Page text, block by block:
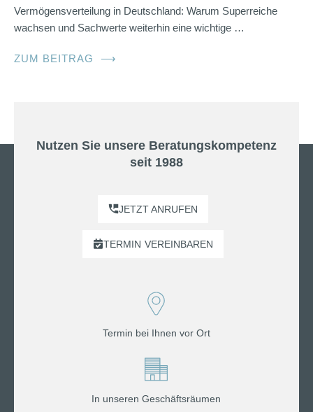
Vermögensverteilung in Deutschland: Warum Superreiche
wachsen und Sachwerte weiterhin eine wichtige …
ZUM BEITRAG ⟶
Nutzen Sie unsere Beratungskompetenz
seit 1988
JETZT ANRUFEN
TERMIN VEREINBAREN
Termin bei Ihnen vor Ort
In unseren Geschäftsräumen